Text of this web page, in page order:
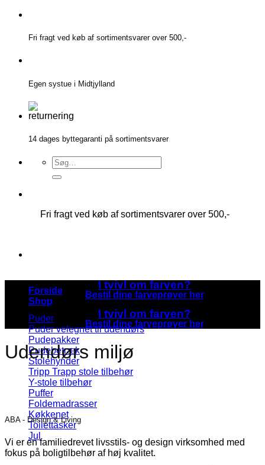
Fortsæt
indholdFri fragt ved køb af sortimentsvarer over 500,-
Egen systue i Midtjylland
14 dages byttegaranti på sortimentsvarer
Søg
efter:
Fri fragt ved køb af sortimentsvarer over 500,-
Forside
Shop
Puder
Puder velegnet til udendørs
Pudepakker
Pudebetræk
Stolehynder
Tripp Trapp stole tilbehør
Y-stole tilbehør
Puffer
Foldemadrasser
Køkkenet
Toilettasker
Jul
I tvivl om farven?
Bestil dine farveprøver her
I tvivl om farven?
Bestil dine farveprøver her
Udendørs miljø
ABA - Design & Living
Vi er en familiedrevet livsstils- og design virksomhed med
fokus på boligtilbehør af høj kvalitet.